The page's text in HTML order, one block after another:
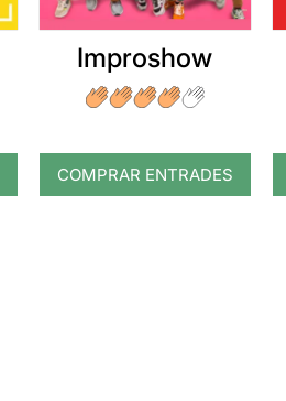
Improshow
COMPRAR ENTRADES